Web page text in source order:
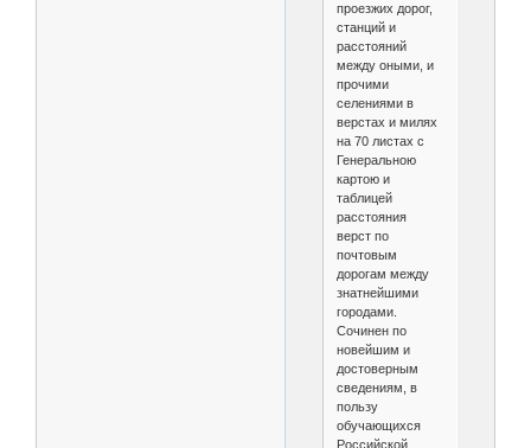
проезжих дорог,
станций и
расстояний
между оными, и
прочими
селениями в
верстах и милях
на 70 листах с
Генеральною
картою и
таблицей
расстояния
верст по
почтовым
дорогам между
знатнейшими
городами.
Сочинен по
новейшим и
достоверным
сведениям, в
пользу
обучающихся
Российской